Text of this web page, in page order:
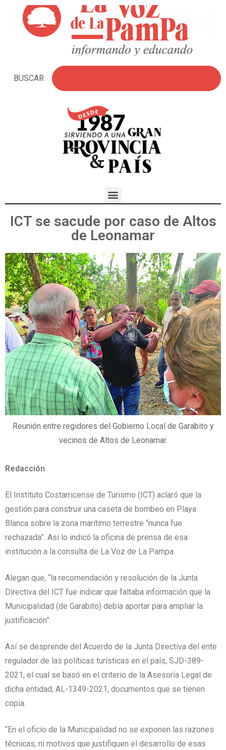
BUSCAR
ICT se sacude por caso de Altos
de Leonamar
Reunión entre regidores del Gobierno Local de Garabito y
vecinos de Altos de Leonamar.
Redacción
El Instituto Costarricense de Turismo (ICT) aclaró que la
gestión para construir una caseta de bombeo en Playa
Blanca sobre la zona marítimo terrestre “nunca fue
rechazada”. Así lo indicó la oficina de prensa de esa
institución a la consulta de La Voz de La Pampa.
Alegan que, “la recomendación y resolución de la Junta
Directiva del ICT fue indicar que faltaba información que la
Municipalidad (de Garabito) debía aportar para ampliar la
justificación”.
Así se desprende del Acuerdo de la Junta Directiva del ente
regulador de las políticas turísticas en el país, SJD-389-
2021, el cual se basó en el criterio de la Asesoría Legal de
dicha entidad, AL-1349-2021, documentos que se tienen
copia.
“En el oficio de la Municipalidad no se exponen las razones
técnicas, ni motivos que justifiquen el desarrollo de esas